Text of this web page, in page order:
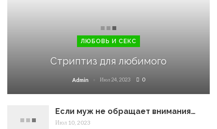
ЛЮБОВЬ И СЕКС
Стриптиз для любимого
Admin Июл 24, 2023 0
Если муж не обращает внимания…
Июл 10, 2023